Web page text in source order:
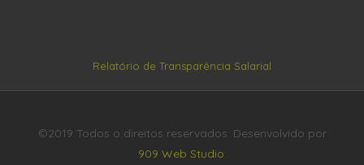
Relatório de Transparência Salarial
©2019 Todos o direitos reservados. Desenvolvido por
909 Web Studio.